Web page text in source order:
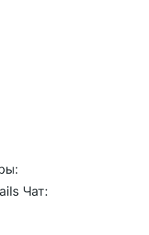
Чат: